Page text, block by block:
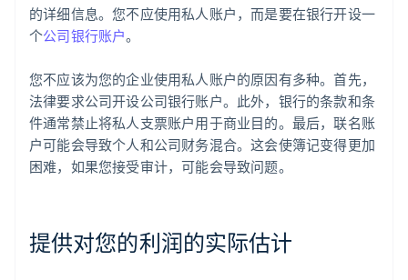
的详细信息。您不应使用私人账户，而是要在银行开设一
个公司银行账户。
您不应该为您的企业使用私人账户的原因有多种。首先，
法律要求公司开设公司银行账户。此外，银行的条款和条
件通常禁止将私人支票账户用于商业目的。最后，联名账
户可能会导致个人和公司财务混合。这会使簿记变得更加
困难，如果您接受审计，可能会导致问题。
提供对您的利润的实际估计